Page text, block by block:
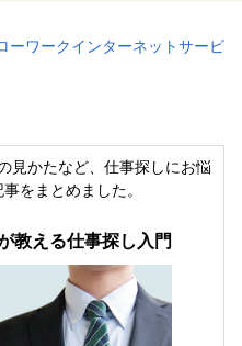
ーワークインターネットサービ
見かたなど、仕事探しにお悩
をまとめました。
教える仕事探し入門